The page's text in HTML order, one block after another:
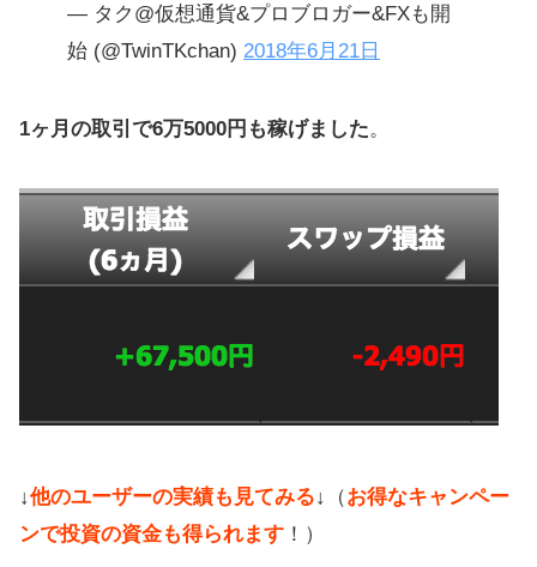
— タク@仮想通貨&プロブロガー&FXも開
始 (@TwinTKchan) 2018年6月21日
1ヶ月の取引で6万5000円も稼げました。
↓他のユーザーの実績も見てみる↓（お得なキャンペー
ンで投資の資金も得られます ！）